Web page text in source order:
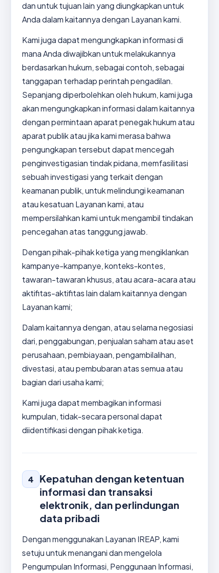
dan untuk tujuan lain yang diungkapkan untuk
Anda dalam kaitannya dengan Layanan kami.
Kami juga dapat mengungkapkan informasi di
mana Anda diwajibkan untuk melakukannya
berdasarkan hukum, sebagai contoh, sebagai
tanggapan terhadap perintah pengadilan.
Sepanjang diperbolehkan oleh hukum, kami juga
akan mengungkapkan informasi dalam kaitannya
dengan permintaan aparat penegak hukum atau
aparat publik atau jika kami merasa bahwa
pengungkapan tersebut dapat mencegah
penginvestigasian tindak pidana, memfasilitasi
sebuah investigasi yang terkait dengan
keamanan publik, untuk melindungi keamanan
atau kesatuan Layanan kami, atau
mempersilahkan kami untuk mengambil tindakan
pencegahan atas tanggung jawab.
Dengan pihak-pihak ketiga yang mengiklankan
kampanye-kampanye, konteks-kontes,
tawaran-tawaran khusus, atau acara-acara atau
aktifitas-aktifitas lain dalam kaitannya dengan
Layanan kami;
Dalam kaitannya dengan, atau selama negosiasi
dari, penggabungan, penjualan saham atau aset
perusahaan, pembiayaan, pengambilalihan,
divestasi, atau pembubaran atas semua atau
bagian dari usaha kami;
Kami juga dapat membagikan informasi
kumpulan, tidak-secara personal dapat
diidentifikasi dengan pihak ketiga.
4
Kepatuhan dengan ketentuan
informasi dan transaksi
elektronik, dan perlindungan
data pribadi
Dengan menggunakan Layanan IREAP, kami
setuju untuk menangani dan mengelola
Pengumpulan Informasi, Penggunaan Informasi,